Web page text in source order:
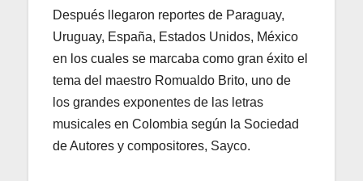
Después llegaron reportes de Paraguay,
Uruguay, España, Estados Unidos, México
en los cuales se marcaba como gran éxito el
tema del maestro Romualdo Brito, uno de
los grandes exponentes de las letras
musicales en Colombia según la Sociedad
de Autores y compositores, Sayco.